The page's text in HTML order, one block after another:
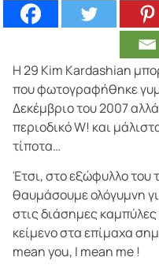
Η 29 Kim Kardashian
που φωτογραφήθηκε
Δεκέμβριο του 2007
περιοδικό W! και
τίποτα…
Έτσι, στο εξώφυλλο του
θαυμάσουμε ολόγυμνη
στις διάσημες
κείμενο στα επίμαχα
mean you, I mean me !